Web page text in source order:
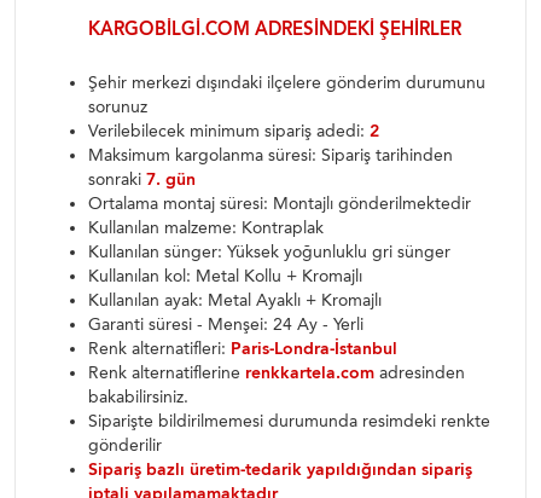
KARGOBILGI.COM ADRESINDEKI ŞEHIRLER
Şehir merkezi dışındaki ilçelere gönderim durumunu
sorunuz
Verilebilecek minimum sipariş adedi: 2
Maksimum kargolanma süresi: Sipariş tarihinden
sonraki 7. gün
Ortalama montaj süresi: Montajlı gönderilmektedir
Kullanılan malzeme: Kontraplak
Kullanılan sünger: Yüksek yoğunluklu gri sünger
Kullanılan kol: Metal Kollu + Kromajlı
Kullanılan ayak: Metal Ayaklı + Kromajlı
Garanti süresi - Menşei: 24 Ay - Yerli
Renk alternatifleri: Paris-Londra-İstanbul
Renk alternatiflerine renkkartela.com adresinden
bakabilirsiniz.
Siparişte bildirilmemesi durumunda resimdeki renkte
gönderilir
Sipariş bazlı üretim-tedarik yapıldığından sipariş
iptali yapılamamaktadır